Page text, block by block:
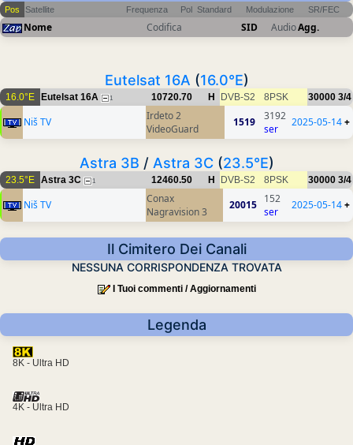
Pos Satellite Frequenza Pol Standard Modulazione SR/FEC
Nome Codifica SID AudioAgg.
Eutelsat 16A (16.0°E)
16.0°E Eutelsat 16A 1 10720.70 H DVB-S2 8PSK 30000 3/4
Niš TV
Irdeto 2
VideoGuard
1519
3192
ser
2025-05-14+
Astra 3B / Astra 3C (23.5°E)
23.5°E Astra 3C 1 12460.50 H DVB-S2 8PSK 30000 3/4
Niš TV
Conax
Nagravision 3
20015 152
ser
2025-05-14+
Il Cimitero Dei Canali
NESSUNA CORRISPONDENZA TROVATA
I Tuoi commenti / Aggiornamenti
Legenda
8K - Ultra HD
4K - Ultra HD